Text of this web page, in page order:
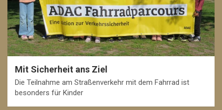
Mit Sicherheit ans Ziel
Die Teilnahme am Straßenverkehr mit dem Fahrrad ist
besonders für Kinder